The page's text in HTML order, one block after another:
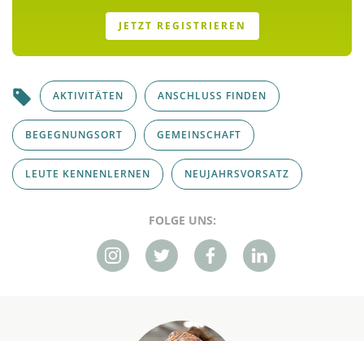
JETZT REGISTRIEREN
AKTIVITÄTEN ANSCHLUSS FINDEN
BEGEGNUNGSORT GEMEINSCHAFT
LEUTE KENNENLERNEN NEUJAHRSVORSATZ
FOLGE UNS: